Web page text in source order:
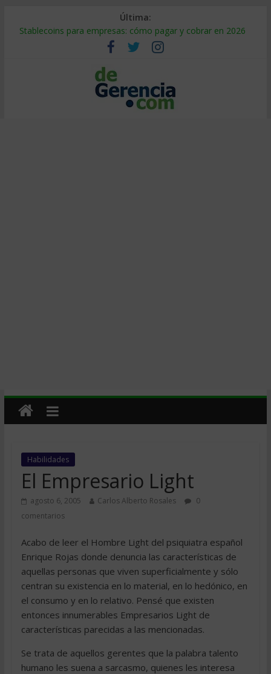
Última:
Stablecoins para empresas: cómo pagar y cobrar en 2026
Despido silencioso: qué es y por qué sale tan caro
IA en selección de personal: cómo auditarla a tiempo
Trabajo forzoso en la cadena de suministro: qué hacer
Mercado hispano de EE. UU.: cómo segmentarlo y venderle
Habilidades
El Empresario Light
agosto 6, 2005 Carlos Alberto Rosales
0
comentarios
Acabo de leer el Hombre Light del psiquiatra español
Enrique Rojas donde denuncia las características de
aquellas personas que viven superficialmente y sólo
centran su existencia en lo material, en lo hedónico, en
el consumo y en lo relativo. Pensé que existen
entonces innumerables Empresarios Light de
características parecidas a las mencionadas.
Se trata de aquellos gerentes que la palabra talento
humano les suena a sarcasmo, quienes les interesa